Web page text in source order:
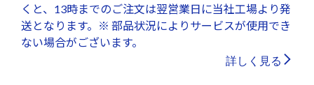
くと、13時までのご注文は翌営業日に当社工場より発
送となります。※ 部品状況によりサービスが使用でき
ない場合がございます。
詳しく見る